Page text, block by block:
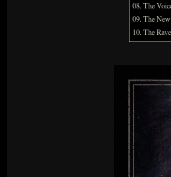
08. The
09. The
10. The